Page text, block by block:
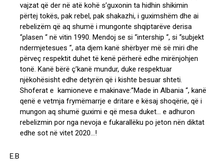
vajzat që der në atë kohë s’guxonin ta hidhin shikimin
përtej tokës, pak rebel, pak shakazhi, i guximshëm dhe ai
rebelizëm që aq shumë i mungonte shqiptarëve derisa
“plasen “ në vitin 1990. Mendoj se si “intership “, si “subjekt
ndermjetesues “, ata djem kanë shërbyer më së miri dhe
përveç respektit duhet të kenë përherë edhe mirënjohjen
tonë. Kanë bërë ç’kanë mundur, duke respektuar
njëkohësisht edhe detyrën që i kishte besuar shteti.
Shoferat e kamioneve e makinave:”Made in Albania “, kanë
qenë e vetmja frymëmarrje e dritare e kësaj shoqërie, që i
mungon aq shumë guximi e që mesa duket… e adhuron
rebelizmin por nga nevoja e fukarallëku po jeton nën diktat
edhe sot në vitet 2020…!
E.B